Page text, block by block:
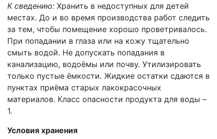
К сведению: Хранить в недоступных для детей
местах. До и во время производства работ следить
за тем, чтобы помещение хорошо проветривалось.
При попадании в глаза или на кожу тщательно
смыть водой. Не допускать попадания в
канализацию, водоёмы или почву. Утилизировать
только пустые ёмкости. Жидкие остатки сдаются в
пунктах приёма старых лакокрасочных
материалов. Класс опасности продукта для воды –
1.
Условия хранения